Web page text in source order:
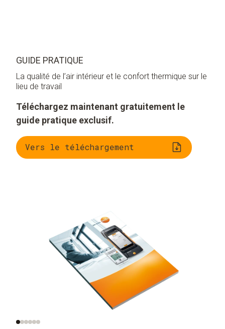
GUIDE PRATIQUE
La qualité de l’air intérieur et le confort thermique sur le
lieu de travail
Téléchargez maintenant gratuitement le
guide pratique exclusif.
Vers le téléchargement
Que signifie la qualité
de l’air intérieur ?
Surveillance de la
qualité de l’air
intérieur en pratique